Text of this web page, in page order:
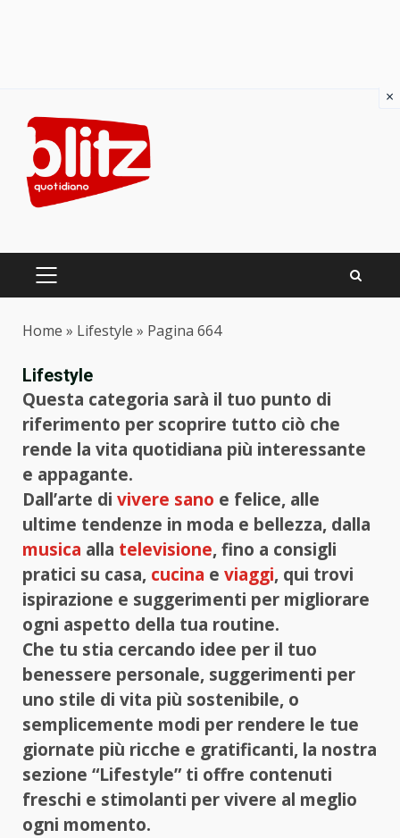
content
PRIMARY
Home » Lifestyle » Pagina 664
Lifestyle
Questa categoria sarà il tuo punto di
riferimento per scoprire tutto ciò che
rende la vita quotidiana più interessante
e appagante.
Dall’arte di vivere sano e felice, alle
ultime tendenze in moda e bellezza, dalla
musica alla televisione, fino a consigli
pratici su casa, cucina e viaggi, qui trovi
ispirazione e suggerimenti per migliorare
ogni aspetto della tua routine.
Che tu stia cercando idee per il tuo
benessere personale, suggerimenti per
uno stile di vita più sostenibile, o
semplicemente modi per rendere le tue
giornate più ricche e gratificanti, la nostra
sezione “Lifestyle” ti offre contenuti
freschi e stimolanti per vivere al meglio
ogni momento.
×